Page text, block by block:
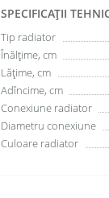
SPECIFICAŢII
Tip radiator
Înălțime, cm
Lățime, cm
Adîncime, cm
Conexiune radiator
Diametru conexiune
Culoare radiator